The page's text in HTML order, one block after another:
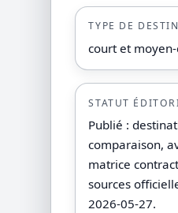
TYPE DE
court et
STATUT
Publié :
comparaison,
matrice
sources
2026-05-27.